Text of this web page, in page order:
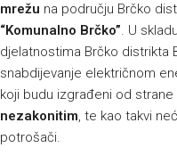
mrežu na području Brčko
“Komunalno Brčko”. U
djelatnostima Brčko distrikta
snabdijevanje električnom
koji budu izgrađeni od
nezakonitim, te kao takvi
potrošači.